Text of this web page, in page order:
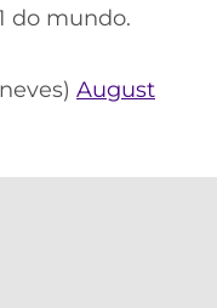
do mundo.
August